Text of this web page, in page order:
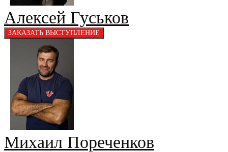
Алексей Гуськов
Михаил Пореченков